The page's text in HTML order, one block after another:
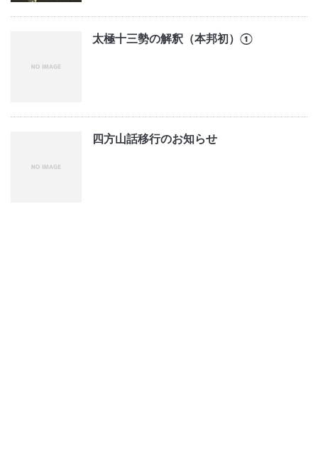
太極十三勢の解釈（本邦初）①
四方山話移行のお知らせ